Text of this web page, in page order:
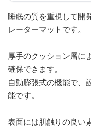
睡眠の質を重視して開
レーターマットです。
厚手のクッション層に
確保できます。
自動膨張式の機能で、
能です。
表面には肌触りの良い